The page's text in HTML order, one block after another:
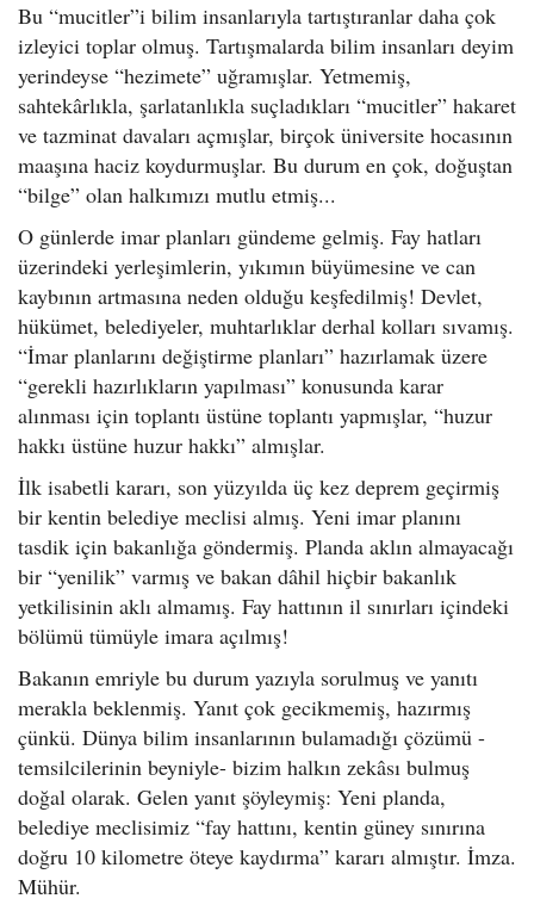
Bu “mucitler”i bilim insanlarıyla tartıştıranlar daha çok
izleyici toplar olmuş. Tartışmalarda bilim insanları deyim
yerindeyse “hezimete” uğramışlar. Yetmemiş,
sahtekârlıkla, şarlatanlıkla suçladıkları “mucitler” hakaret
ve tazminat davaları açmışlar, birçok üniversite hocasının
maaşına haciz koydurmuşlar. Bu durum en çok, doğuştan
“bilge” olan halkımızı mutlu etmiş...
O günlerde imar planları gündeme gelmiş. Fay hatları
üzerindeki yerleşimlerin, yıkımın büyümesine ve can
kaybının artmasına neden olduğu keşfedilmiş! Devlet,
hükümet, belediyeler, muhtarlıklar derhal kolları sıvamış.
“İmar planlarını değiştirme planları” hazırlamak üzere
“gerekli hazırlıkların yapılması” konusunda karar
alınması için toplantı üstüne toplantı yapmışlar, “huzur
hakkı üstüne huzur hakkı” almışlar.
İlk isabetli kararı, son yüzyılda üç kez deprem geçirmiş
bir kentin belediye meclisi almış. Yeni imar planını
tasdik için bakanlığa göndermiş. Planda aklın almayacağı
bir “yenilik” varmış ve bakan dâhil hiçbir bakanlık
yetkilisinin aklı almamış. Fay hattının il sınırları içindeki
bölümü tümüyle imara açılmış!
Bakanın emriyle bu durum yazıyla sorulmuş ve yanıtı
merakla beklenmiş. Yanıt çok gecikmemiş, hazırmış
çünkü. Dünya bilim insanlarının bulamadığı çözümü -
temsilcilerinin beyniyle- bizim halkın zekâsı bulmuş
doğal olarak. Gelen yanıt şöyleymiş: Yeni planda,
belediye meclisimiz “fay hattını, kentin güney sınırına
doğru 10 kilometre öteye kaydırma” kararı almıştır. İmza.
Mühür.